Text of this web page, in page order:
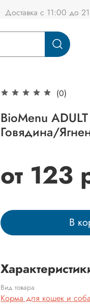
Доставка с 11:00 до
(0)
BioMenu
Говядина/
от 123
В
Вид товара
Корма для кошек и